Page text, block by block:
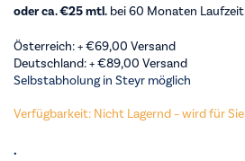
oder ca. €25 mtl. bei 60 Monaten
Österreich: +€69,00 Versand
Deutschland: +€89,00 Versand
Selbstabholung in Steyr möglich
Verfügbarkeit: Nicht Lagernd – wird für
.